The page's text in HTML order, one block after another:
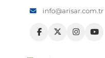
info@arisar.com.tr